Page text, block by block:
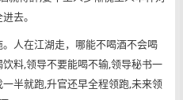
去。
人在江湖走，哪能不喝酒不会喝
料,领导不要能喝不输,领导秘书一
半就跑,升官还早全程领跑,未来领